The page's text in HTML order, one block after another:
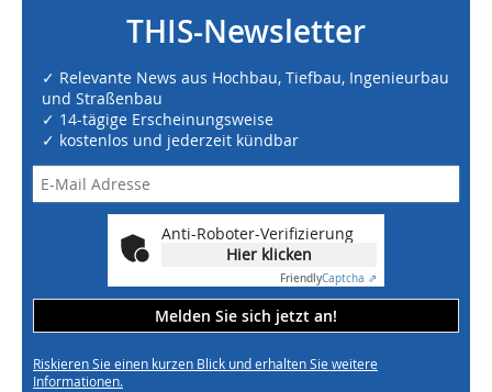
THIS-Newsletter
✓ Relevante News aus Hochbau, Tiefbau, Ingenieurbau
und Straßenbau
✓ 14-tägige Erscheinungsweise
✓ kostenlos und jederzeit kündbar
Anti-Roboter-Verifizierung
Hier klicken
FriendlyCaptcha ⇗
Melden Sie sich jetzt an!
Riskieren Sie einen kurzen Blick und erhalten Sie weitere
Informationen.